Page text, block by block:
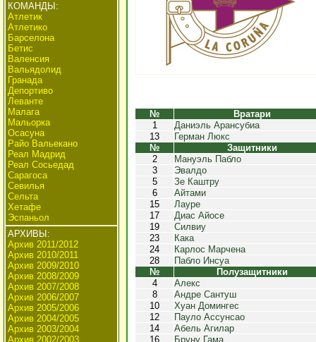
КОМАНДЫ:
Атлетик
Атлетико
Барселона
Бетис
Валенсия
Вальядолид
Гранада
Депортиво
Леванте
Малага
Мальорка
Осасуна
Райо Вальекано
Реал Мадрид
Реал Сосьедад
Сарагоса
Севилья
Сельта
Хетафе
Эспаньол
АРХИВЫ:
Архив 2011/2012
Архив 2010/2011
Архив 2009/2010
Архив 2008/2009
Архив 2007/2008
Архив 2006/2007
Архив 2005/2006
Архив 2004/2005
Архив 2003/2004
Архив 2002/2003
№
Вратари
1
Даниэль Арансубиа
13
Герман Люкс
№
Защитники
2
Мануэль Пабло
3
Эвалдо
5
Зе Каштру
6
Айтами
15
Лауре
17
Диас Айосе
19
Силвиу
23
Кака
24
Карлос Марчена
28
Пабло Инсуа
№
Полузащитники
4
Алекс
8
Андре Сантуш
10
Хуан Домингес
12
Пауло Ассунсао
14
Абель Агилар
16
Бруну Гама